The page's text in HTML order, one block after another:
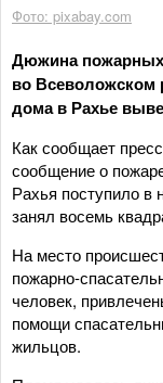
Фото: pixabay.com
Дюжина
во Всеволожском
дома в Рахье
Как сообщает
сообщение о
Рахья поступило в
занял восемь
На место
пожарно-
человек,
помощи
жильцов.